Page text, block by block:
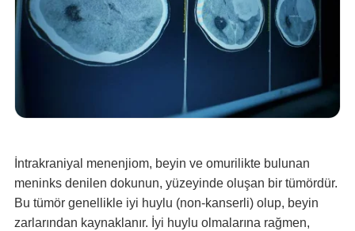
İntrakraniyal menenjiom, beyin ve omurilikte bulunan
meninks denilen dokunun, yüzeyinde oluşan bir tümördür.
Bu tümör genellikle iyi huylu (non-kanserli) olup, beyin
zarlarından kaynaklanır. İyi huylu olmalarına rağmen,